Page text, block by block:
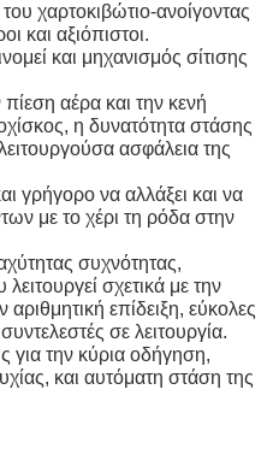
χαρτοκιβώτιο-ανοίγοντας
και αξιόπιστοι.
και μηχανισμός σίτισης
αέρα και την κενή
η δυνατότητα στάσης
ασφάλεια της
γρήγορο να αλλάξει και να
με το χέρι τη ρόδα στην
συχνότητας,
σχετικά με την
αριθμητική επίδειξη, εύκολες
σε λειτουργία.
την κύρια οδήγηση,
και αυτόματη στάση της